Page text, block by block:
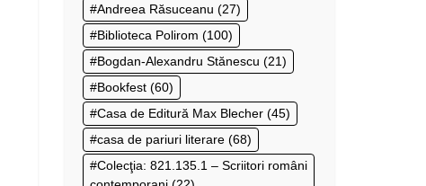
Andreea Răsuceanu (27)
Biblioteca Polirom (100)
Bogdan-Alexandru Stănescu (21)
Bookfest (60)
Casa de Editură Max Blecher (45)
casa de pariuri literare (68)
Colecţia: 821.135.1 – Scriitori români